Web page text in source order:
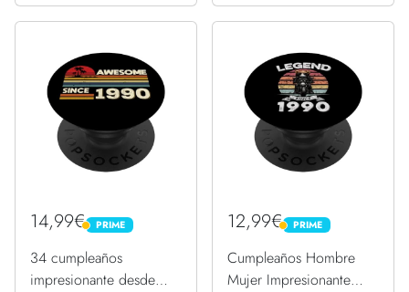
14,99€ PRIME
PRIME
34 cumpleaños
impresionante desde
12,99€ PRIME
PRIME
Cumpleaños Hombre
Mujer Impresionante